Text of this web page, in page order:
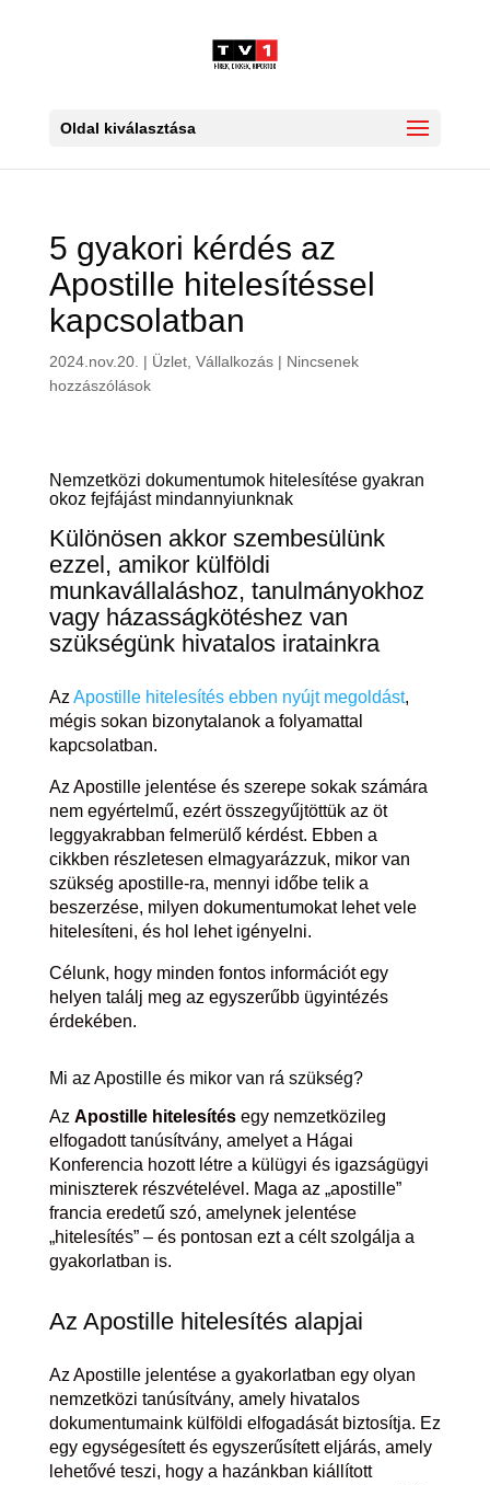
Oldal kiválasztása
5 gyakori kérdés az
Apostille hitelesítéssel
kapcsolatban
2024.nov.20. | Üzlet, Vállalkozás| Nincsenek
hozzászólások
Nemzetközi dokumentumok hitelesítése gyakran
okoz fejfájást mindannyiunknak
Különösen akkor szembesülünk
ezzel, amikor külföldi
munkavállaláshoz, tanulmányokhoz
vagy házasságkötéshez van
szükségünk hivatalos iratainkra
Az Apostille hitelesítés ebben nyújt megoldást,
mégis sokan bizonytalanok a folyamattal
kapcsolatban.
Az Apostille jelentése és szerepe sokak számára
nem egyértelmű, ezért összegyűjtöttük az öt
leggyakrabban felmerülő kérdést. Ebben a
cikkben részletesen elmagyarázzuk, mikor van
szükség apostille-ra, mennyi időbe telik a
beszerzése, milyen dokumentumokat lehet vele
hitelesíteni, és hol lehet igényelni.
Célunk, hogy minden fontos információt egy
helyen találj meg az egyszerűbb ügyintézés
érdekében.
Mi az Apostille és mikor van rá szükség?
Az Apostille hitelesítésegy nemzetközileg
elfogadott tanúsítvány, amelyet a Hágai
Konferencia hozott létre a külügyi és igazságügyi
miniszterek részvételével. Maga az „apostille”
francia eredetű szó, amelynek jelentése
„hitelesítés” – és pontosan ezt a célt szolgálja a
gyakorlatban is.
Az Apostille hitelesítés alapjai
Az Apostille jelentése a gyakorlatban egy olyan
nemzetközi tanúsítvány, amely hivatalos
dokumentumaink külföldi elfogadását biztosítja. Ez
egy egységesített és egyszerűsített eljárás, amely
lehetővé teszi, hogy a hazánkban kiállított